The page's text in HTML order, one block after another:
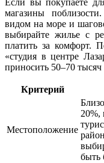
Если вы покупаете
магазины
видом на море и
выбирайте жилье с
платить за комфорт.
«студия в центре
приносить 50–70 тысяч
Критерий
Местоположение
20%,
быть